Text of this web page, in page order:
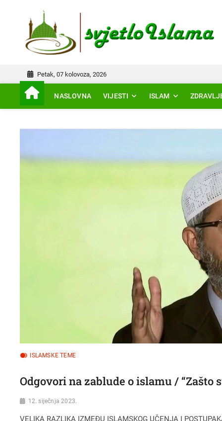
Petak, 07 kolovoza, 2026
NASLOVNA VIJESTI ISLAM
ISLAMSKE TEME
Odgovori na zablude o islamu /
12. siječnja 2023.
VELIKA RAZLIKA IZMEĐU ISLAMSKOG UČENJA I